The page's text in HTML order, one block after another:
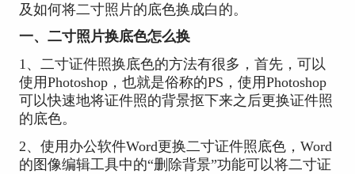
及如何将二寸照片的底色换成白的。
一、二寸照片换底色怎么换
1、二寸证件照换底色的方法有很多，首先，可以
使用Photoshop，也就是俗称的PS，使用Photoshop
可以快速地将证件照的背景抠下来之后更换证件照
的底色。
2、使用办公软件Word更换二寸证件照底色，Word
的图像编辑工具中的“删除背景”功能可以将二寸证